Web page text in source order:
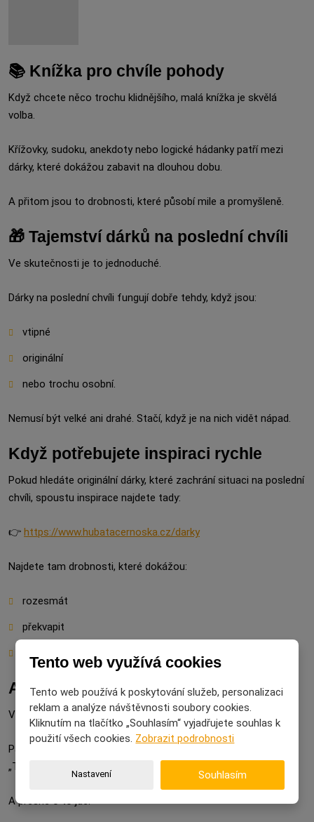
📚 Knížka pro chvíle pohody
Když chcete něco trochu klidnějšího, malá knížka je skvělá
volba.
Křížovky, sudoku, anekdoty nebo logické hádanky patří mezi
dárky, které dokážou zabavit na dlouhou dobu.
A přitom jsou to drobnosti, které působí mile a promyšleně.
🎁 Tajemství dárků na poslední chvíli
Ve skutečnosti je to jednoduché.
Dárky na poslední chvíli fungují dobře tehdy, když jsou:
vtipné
originální
nebo trochu osobní.
Nemusí být velké ani drahé. Stačí, když je na nich vidět nápad.
Když potřebujete inspiraci rychle
Pokud hledáte originální dárky, které zachrání situaci na poslední
chvíli, spoustu inspirace najdete tady:
👉 https://www.hubatacernoska.cz/darky
Najdete tam drobnosti, které dokážou:
rozesmát
překvapit
A malá pravda na závěr
Většina lidí si totiž nepamatuje cenu dárku.
Pamatují si jen ten moment, kdy ho rozbalili a řekli si:
„To je dobrý!“
A přesně o to jde.
Tento web využívá cookies
Tento web používá k poskytování služeb, personalizaci
reklam a analýze návštěvnosti soubory cookies.
Kliknutím na tlačítko „Souhlasím“ vyjadřujete souhlas k
použití všech cookies. Zobrazit podrobnosti
Nastavení Souhlasím